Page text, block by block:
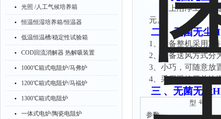
光照 /人工气候培养箱
恒温恒湿培养箱/恒温器
低温恒温槽/稳定性试验箱
COD回流消解器 热解吸装置
1000℃箱式电阻炉/马弗炉
1200℃箱式电阻炉/马福炉
1300℃箱式电阻炉
一体式电炉/陶瓷电阻炉
桌上洁净工作
元。
二 、无菌无尘
1、设备整机采用
2、设备送风方式分
3、小巧，可随
4、采用遥控开关快
三 、 无菌无尘
型 号
参数